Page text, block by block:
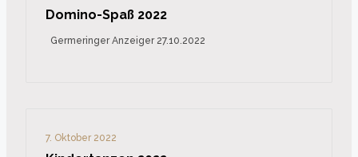
Domino-Spaß 2022
Germeringer Anzeiger 27.10.2022
7. Oktober 2022